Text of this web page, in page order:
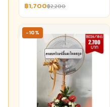
฿1,700฿2,200
-10%